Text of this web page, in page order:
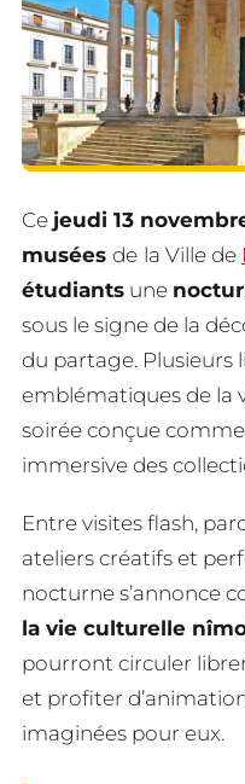
Ce jeudi 13
musées de la Ville de
étudiants une
sous le signe de la
du partage. Plusieurs
emblématiques de la
soirée conçue
immersive des
Entre visites flash,
ateliers créatifs et
nocturne s’annonce
la vie culturelle
pourront circuler
et profiter
imaginées pour eux.